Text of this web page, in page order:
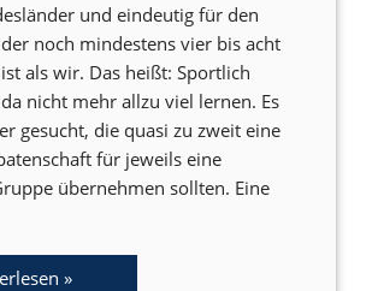
und eindeutig für den
noch mindestens vier bis acht
als wir. Das heißt: Sportlich
nicht mehr allzu viel lernen. Es
gesucht, die quasi zu zweit eine
für jeweils eine
übernehmen sollten. Eine
»